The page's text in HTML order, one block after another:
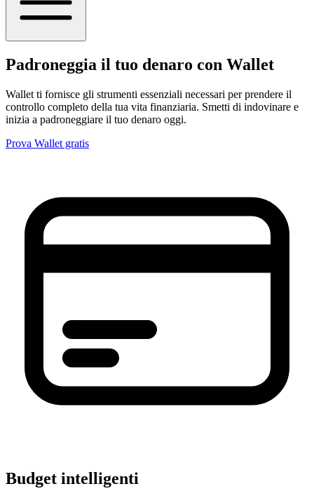
Padroneggia il tuo denaro con Wallet
Wallet ti fornisce gli strumenti essenziali necessari per prendere il
controllo completo della tua vita finanziaria. Smetti di indovinare e
inizia a padroneggiare il tuo denaro oggi.
Prova Wallet gratis
Budget intelligenti